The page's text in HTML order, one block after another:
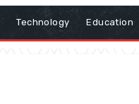
Technology Education